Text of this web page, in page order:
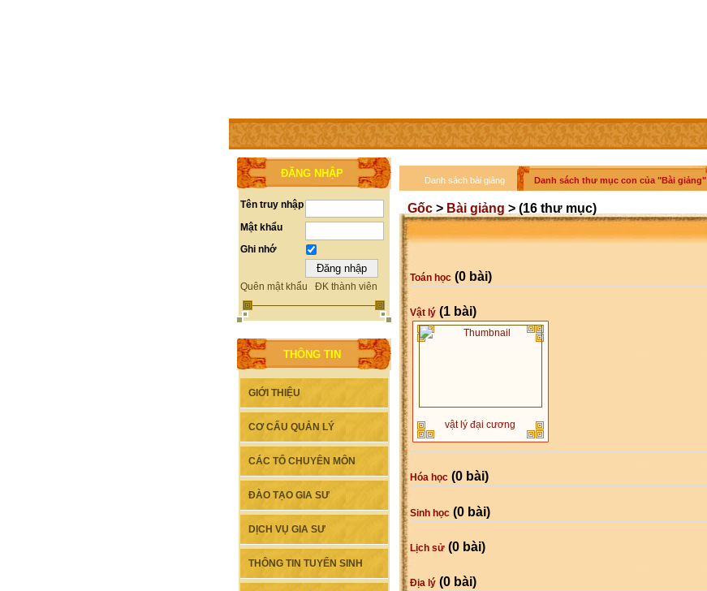
TRANG CHỦ THÀNH VIÊN TRỢ GIÚP LIÊN HỆ
ĐĂNG NHẬP
Tên truy nhập
Mật khẩu
Ghi nhớ
Quên mật khẩu ĐK thành viên
THÔNG TIN
GIỚI THIỆU
CƠ CẤU QUẢN LÝ
CÁC TỔ CHUYÊN MÔN
ĐÀO TẠO GIA SƯ
DỊCH VỤ GIA SƯ
THÔNG TIN TUYỂN SINH
Danh sách bài giảng Danh sách thư mục con của "Bài giảng"
Gốc > Bài giảng > (16 thư mục)
Toán học (0 bài)
Vật lý (1 bài)
vật lý đại cương
Hóa học (0 bài)
Sinh học (0 bài)
Lịch sử (0 bài)
Địa lý (0 bài)